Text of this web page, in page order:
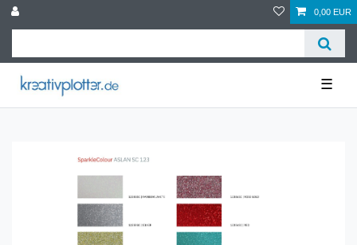
0,00 EUR
☰